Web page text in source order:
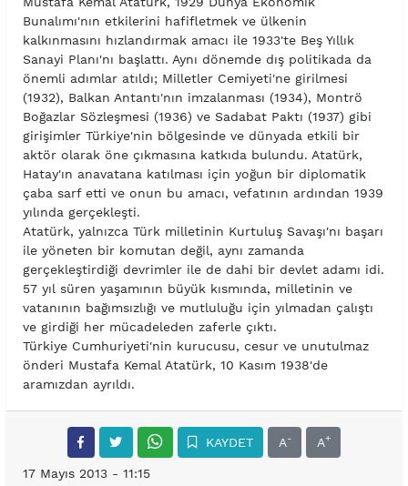
Bunalımı'nın etkilerini hafifletmek ve ülkenin
kalkınmasını hızlandırmak amacı ile 1933'te Beş Yıllık
Sanayi Planı'nı başlattı. Aynı dönemde dış politikada da
önemli adımlar atıldı; Milletler Cemiyeti'ne girilmesi
(1932), Balkan Antantı'nın imzalanması (1934), Montrö
Boğazlar Sözleşmesi (1936) ve Sadabat Paktı (1937) gibi
girişimler Türkiye'nin bölgesinde ve dünyada etkili bir
aktör olarak öne çıkmasına katkıda bulundu. Atatürk,
Hatay'ın anavatana katılması için yoğun bir diplomatik
çaba sarf etti ve onun bu amacı, vefatının ardından 1939
yılında gerçekleşti.
Atatürk, yalnızca Türk milletinin Kurtuluş Savaşı'nı başarı
ile yöneten bir komutan değil, aynı zamanda
gerçekleştirdiği devrimler ile de dahi bir devlet adamı idi.
57 yıl süren yaşamının büyük kısmında, milletinin ve
vatanının bağımsızlığı ve mutluluğu için yılmadan çalıştı
ve girdiği her mücadeleden zaferle çıktı.
Türkiye Cumhuriyeti'nin kurucusu, cesur ve unutulmaz
önderi Mustafa Kemal Atatürk, 10 Kasım 1938'de
aramızdan ayrıldı.
KAYDET A- A+
17 Mayıs 2013 - 11:15